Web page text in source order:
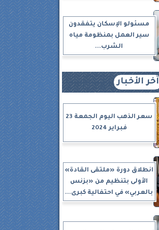
مسئولو الإسكان يتفقدون
سير العمل بمنظومة مياه
الشرب...
آخر الأخبار
سعر الذهب اليوم الجمعة 23
فبراير 2024
انطلاق دورة «ملتقى القادة»
الأولى بتنظيم من «بزنس
بالعربي» في احتفالية كبرى...